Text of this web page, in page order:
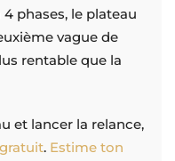
phases, le plateau
vague de
rentable que la
et lancer la relance,
. Estime ton